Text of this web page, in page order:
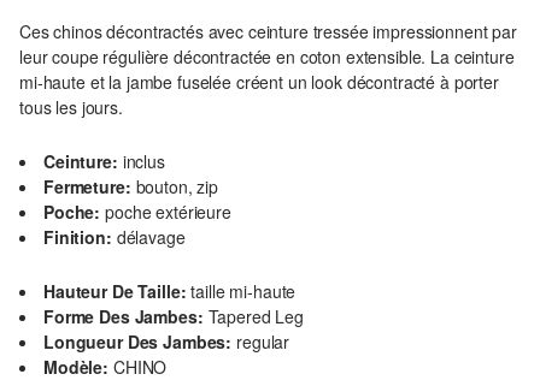
Ces chinos décontractés avec ceinture tressée impressionnent par
leur coupe régulière décontractée en coton extensible. La ceinture
mi-haute et la jambe fuselée créent un look décontracté à porter
tous les jours.
Ceinture: inclus
Fermeture: bouton, zip
Poche: poche extérieure
Finition: délavage
Hauteur De Taille: taille mi-haute
Forme Des Jambes: Tapered Leg
Longueur Des Jambes: regular
Modèle: CHINO